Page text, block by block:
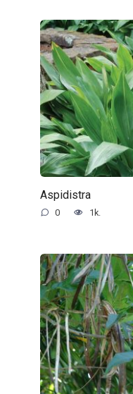
Aspidistra
0 1k.